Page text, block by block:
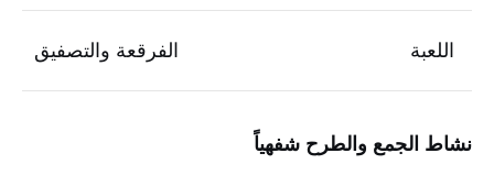
اللعبة الفرقعة والتصفيق
نشاط الجمع والطرح شفهياً